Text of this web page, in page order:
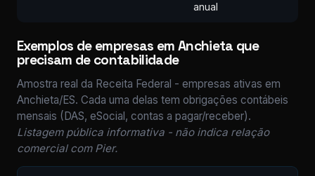
anual
Exemplos de empresas em Anchieta que
precisam de contabilidade
Amostra real da Receita Federal - empresas ativas em
Anchieta/ES. Cada uma delas tem obrigações contábeis
mensais (DAS, eSocial, contas a pagar/receber).
Listagem pública informativa - não indica relação
comercial com Pier.